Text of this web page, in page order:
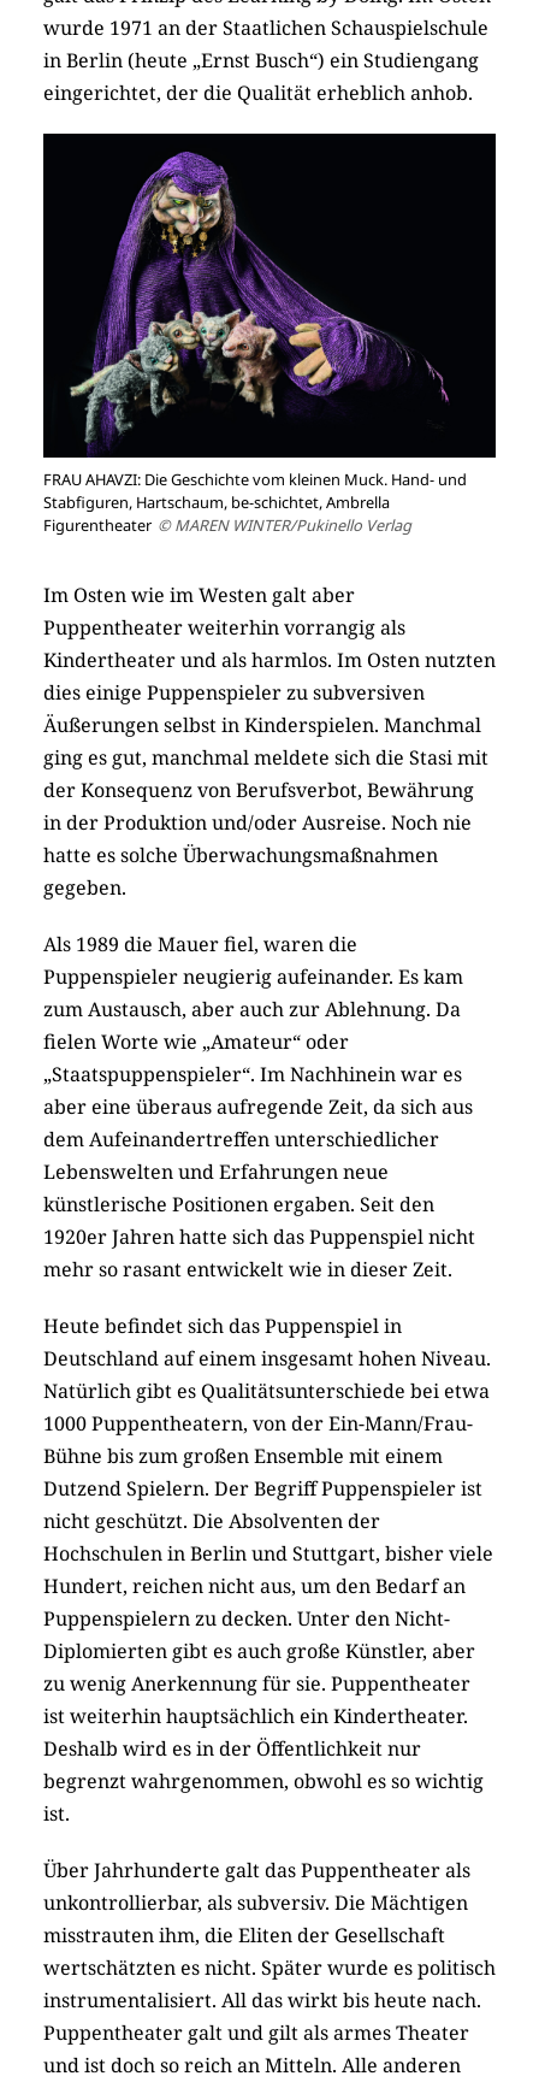
wurde 1971 an der Staatlichen Schauspielschule
in Berlin (heute „Ernst Busch“) ein Studiengang
eingerichtet, der die Qualität erheblich anhob.
FRAU AHAVZI: Die Geschichte vom kleinen Muck. Hand- und
Stabfiguren, Hartschaum, be-schichtet, Ambrella
Figurentheater © MAREN WINTER/Pukinello Verlag
Im Osten wie im Westen galt aber
Puppentheater weiterhin vorrangig als
Kindertheater und als harmlos. Im Osten nutzten
dies einige Puppenspieler zu subversiven
Äußerungen selbst in Kinderspielen. Manchmal
ging es gut, manchmal meldete sich die Stasi mit
der Konsequenz von Berufsverbot, Bewährung
in der Produktion und/oder Ausreise. Noch nie
hatte es solche Überwachungsmaßnahmen
gegeben.
Als 1989 die Mauer fiel, waren die
Puppenspieler neugierig aufeinander. Es kam
zum Austausch, aber auch zur Ablehnung. Da
fielen Worte wie „Amateur“ oder
„Staatspuppenspieler“. Im Nachhinein war es
aber eine überaus aufregende Zeit, da sich aus
dem Aufeinandertreffen unterschiedlicher
Lebenswelten und Erfahrungen neue
künstlerische Positionen ergaben. Seit den
1920er Jahren hatte sich das Puppenspiel nicht
mehr so rasant entwickelt wie in dieser Zeit.
Heute befindet sich das Puppenspiel in
Deutschland auf einem insgesamt hohen Niveau.
Natürlich gibt es Qualitätsunterschiede bei etwa
1000 Puppentheatern, von der Ein-Mann/Frau-
Bühne bis zum großen Ensemble mit einem
Dutzend Spielern. Der Begriff Puppenspieler ist
nicht geschützt. Die Absolventen der
Hochschulen in Berlin und Stuttgart, bisher viele
Hundert, reichen nicht aus, um den Bedarf an
Puppenspielern zu decken. Unter den Nicht-
Diplomierten gibt es auch große Künstler, aber
zu wenig Anerkennung für sie. Puppentheater
ist weiterhin hauptsächlich ein Kindertheater.
Deshalb wird es in der Öffentlichkeit nur
begrenzt wahrgenommen, obwohl es so wichtig
ist.
Über Jahrhunderte galt das Puppentheater als
unkontrollierbar, als subversiv. Die Mächtigen
misstrauten ihm, die Eliten der Gesellschaft
wertschätzten es nicht. Später wurde es politisch
instrumentalisiert. All das wirkt bis heute nach.
Puppentheater galt und gilt als armes Theater
und ist doch so reich an Mitteln. Alle anderen